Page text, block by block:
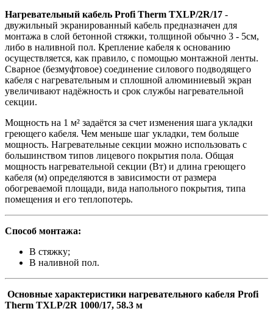
Нагревательный кабель Profi Therm TXLP/2R/17 -
двужильный экранированный кабель предназначен для
монтажа в слой бетонной стяжки, толщиной обычно 3 - 5см,
либо в наливной пол. Крепление кабеля к основанию
осуществляется, как правило, с помощью монтажной ленты.
Сварное (безмуфтовое) соединение силового подводящего
кабеля с нагревательным и сплошной алюминиевый экран
увеличивают надёжность и срок службы нагревательной
секции.
Мощность на 1 м² задаётся за счет изменения шага укладки
греющего кабеля. Чем меньше шаг укладки, тем больше
мощность. Нагревательные секции можно использовать с
большинством типов лицевого покрытия пола. Общая
мощность нагревательной секции (Вт) и длина греющего
кабеля (м) определяются в зависимости от размера
обогреваемой площади, вида напольного покрытия, типа
помещения и его теплопотерь.
Способ монтажа:
В стяжку;
В наливной пол.
Основные характеристики нагревательного кабеля Profi
Therm TXLP/2R 1000/17, 58.3 м